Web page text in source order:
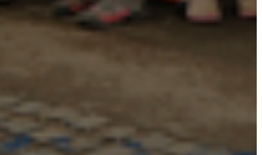
ÖNKORMÁNYZATI
NYOMTATVÁNYOK
E-
ÜGYINTÉZÉS